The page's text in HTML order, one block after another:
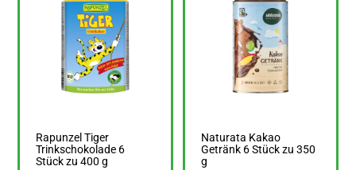
Rapunzel Tiger
Trinkschokolade 6
Stück zu 400 g
Naturata Kakao
Getränk 6 Stück zu 350
g